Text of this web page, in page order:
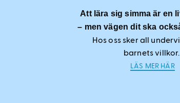
Att lära sig simma är en
– men vägen dit ska
Hos oss sker all
barnets villkor.
LÄS MER HÄR